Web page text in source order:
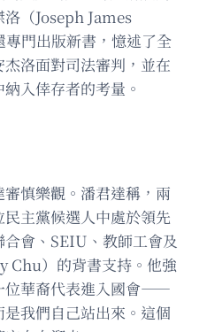
（Joseph James
門出版新書，憶述了全
洛面對司法審判，並在
入倖存者的考量。
慎樂觀。潘君達稱，兩
主黨候選人中處於領先
會、SEIU、教師工會及
Chu）的背書支持。他強
位華裔代表進入國會——
我們自己站出來。這個